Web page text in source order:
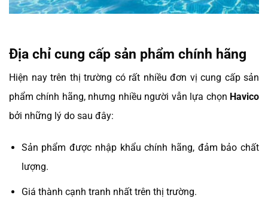
Địa chỉ cung cấp sản phẩm chính hãng
Hiện nay trên thị trường có rất nhiều đơn vị cung cấp sản
phẩm chính hãng, nhưng nhiều người vẫn lựa chọn Havico
bởi những lý do sau đây:
Sản phẩm được nhập khẩu chính hãng, đảm bảo chất
lượng.
Giá thành cạnh tranh nhất trên thị trường.